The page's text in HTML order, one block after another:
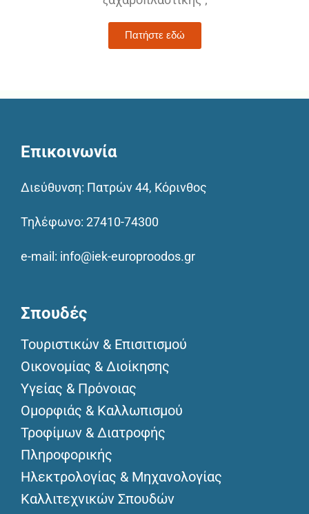
Πατήστε εδώ
Επικοινωνία
Διεύθυνση: Πατρών 44, Κόρινθος
Τηλέφωνο: 27410-74300
e-mail: info@iek-europroodos.gr
Σπουδές
Τουριστικών & Επισιτισμού
Οικονομίας & Διοίκησης
Υγείας & Πρόνοιας
Ομορφιάς & Καλλωπισμού
Τροφίμων & Διατροφής
Πληροφορικής
Ηλεκτρολογίας & Μηχανολογίας
Καλλιτεχνικών Σπουδών